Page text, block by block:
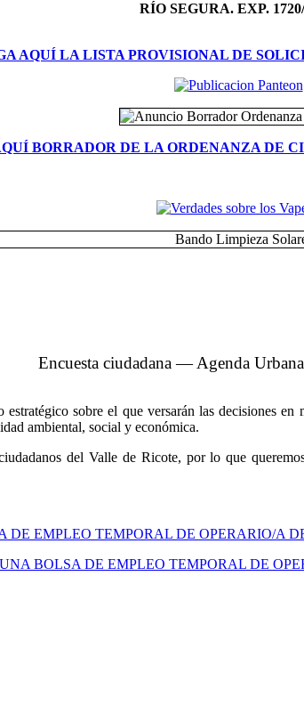
RÍO SEGURA. EXP.
AQUÍ LA LISTA PROVISIONAL DE
BORRADOR DE LA ORDENANZA DE
Encuesta ciudadana — Agenda
sobre el que versarán las decisiones
ambiental, social y económica.
del Valle de Ricote, por lo que
EMPLEO TEMPORAL DE OPERARIO/A
BOLSA DE EMPLEO TEMPORAL DE